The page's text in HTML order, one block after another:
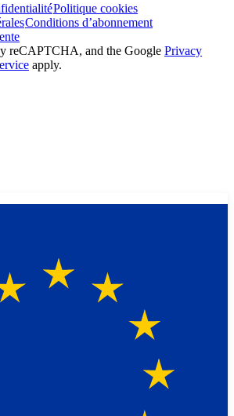
Politique cookies
Conditions d’abonnement
reCAPTCHA, and the Google Privacy
apply.